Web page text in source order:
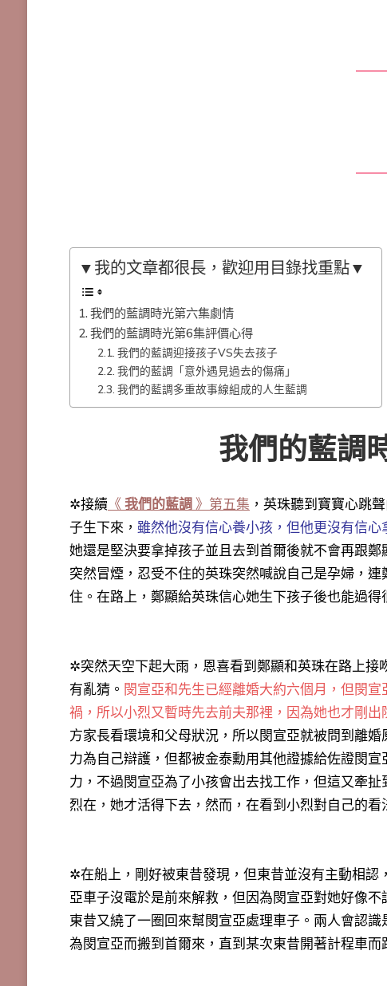
▼我的文章都很長，歡迎用目錄找重點▼
我們的藍調時光第六集劇情
我們的藍調時光第6集評價心得
我們的藍調迎接孩子VS失去孩子
我們的藍調「意外遇見過去的傷痛」
我們的藍調多重故事線組成的人生藍調
我們的藍調
✲接續 《我們的藍調 》第五集 ，英珠聽到寶寶心跳
子生下來， 雖然他沒有信心養小孩，但他更沒有信心
她還是堅決要拿掉孩子並且去到首爾後就不會再跟
突然冒煙，忍受不住的英珠突然喊說自己是孕婦，
住。在路上， 鄭顯給英珠信心她生下孩子後也能過
✲突然天空下起大雨，恩喜看到鄭顯和英珠在路上
有亂猜。 閔宣亞和先生已經離婚大約六個月，但閔
禍，所以小烈又暫時先去前夫那裡，因為她也才剛出
方家長看環境和父母狀況，所以閔宣亞就被問到離
力為自己辯護，但都被金泰勳用其他證據給佐證閔
力，不過閔宣亞為了小孩會出去找工作，但這又牽扯
烈在，她才活得下去，然而，在看到小烈對自己的
✲在船上，剛好被東昔發現，但東昔並沒有主動相
亞車子沒電於是前來解救，但因為閔宣亞對她好像
東昔又繞了一圈回來幫閔宣亞處理車子。兩人會認
為閔宣亞而搬到首爾來，直到某次東昔開著計程車而